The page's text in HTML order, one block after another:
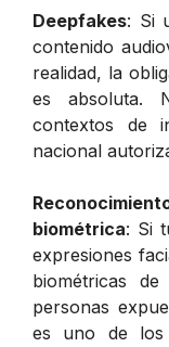
Deepfakes: Si
contenido
realidad, la
es absoluta.
contextos de
nacional
biométrica: Si
expresiones
biométricas
personas
es uno de los